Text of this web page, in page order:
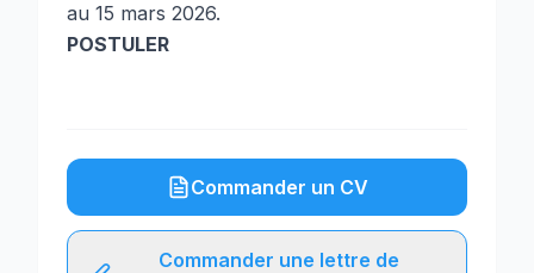
au 15 mars 2026.
POSTULER
Commander un CV
Commander une lettre de